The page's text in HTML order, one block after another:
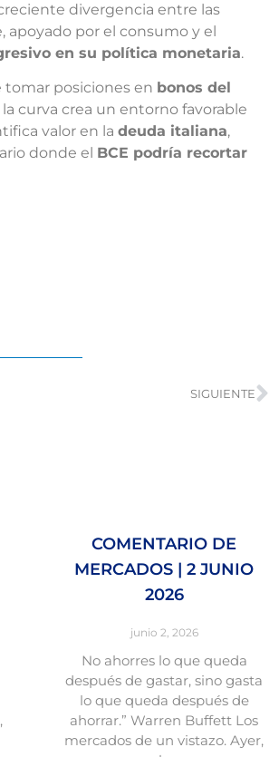
divergencia entre las
por el consumo y el
en su política monetaria.
tomar posiciones en bonos del
curva crea un entorno favorable
valor en la deuda italiana,
donde el BCE podría recortar
SIGUIENTE
COMENTARIO DE
MERCADOS | 2 JUNIO
2026
junio 2, 2026
No ahorres lo que queda
después de gastar, sino gasta
lo que queda después de
ahorrar.” Warren Buffett Los
mercados de un vistazo. Ayer,